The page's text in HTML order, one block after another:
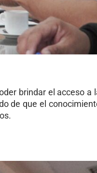
brindar el acceso a
de que el